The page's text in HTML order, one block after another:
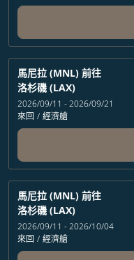
馬尼拉 (MNL) 前往
洛杉磯 (LAX)
2026/09/11 - 2026/09/21
來回 / 經濟艙
馬尼拉 (MNL) 前往
洛杉磯 (LAX)
2026/09/11 - 2026/10/04
來回 / 經濟艙